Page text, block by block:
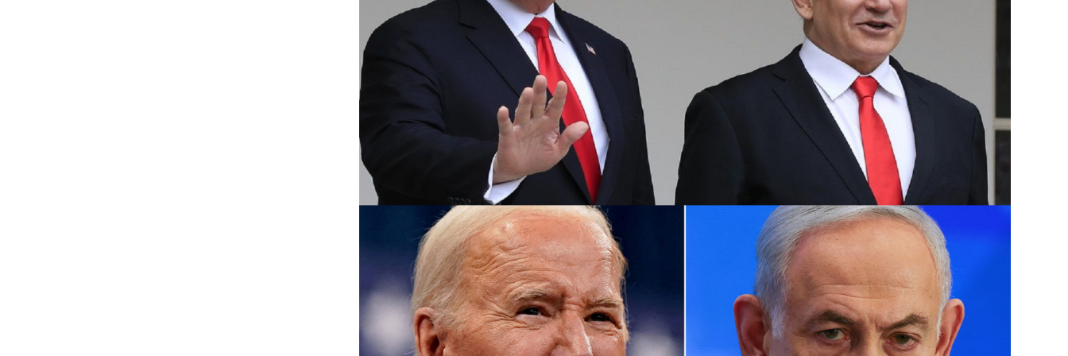
وتسود حالة من التوترات الأمنية في إسرائيل بعد أن أعلنت اغتيال القائد العسكري البارز بـ”الحزب”
فؤاد شكر في غارة جوية على مبنى في ضاحية بيروت الجنوبية، قبل أن يعلن الحزب اغتياله مساء
وبعدها بساعات أعلنت “حماس” اغتيال إسرائيل رئيس مكتبها السياسي إسماعيل هنية بغارة إسرائيلية
استهدفت مقر إقامته في طهران التي وصلها للمشاركة في حفل تنصيب الرئيس الإيراني الجديد
مسعود بزشكيان.
ومنذ 8 تشرين الأول تتبادل فصائل لبنانية وفلسطينية في لبنان، أبرزها “الحزب”، مع الجيش الإسرائيلي
قصفا يوميا عبر “الخط الأزرق” الفاصل، أسفر عن مئات القتلى والجرحى معظمهم في الجانب اللبناني.
وترهن الفصائل وقف القصف بإنهاء إسرائيل حربا تشنها بدعم أميركي على قطاع غزة منذ 7 تشرين
الأول، ما خلّف أكثر من 130 ألف قتيل وجريح فلسطينيين، معظمهم أطفال ونساء، وما يزيد على 10
آلاف مفقود.